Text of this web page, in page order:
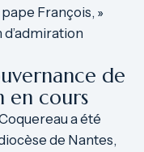
François, »
de
en cours
a été
de Nantes,